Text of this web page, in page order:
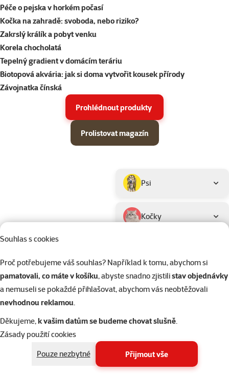
Souhlas s cookies
Proč potřebujeme váš souhlas? Například k tomu, abychom si
pamatovali, co máte v košíku, abyste snadno zjistilistav objednávky
a nemuseli se pokaždé přihlašovat, abychom vás neobtěžovali
nevhodnou reklamou.
Děkujeme,k vašim datům se budeme chovat slušně.
Zásady použití cookies
Pouze nezbytné
Přijmout vše
Péče o pejska v horkém počasí
Kočka na zahradě: svoboda, nebo riziko?
Zakrslý králík a pobyt venku
Korela chocholatá
Tepelný gradient v domácím teráriu
Biotopová akvária: jak si doma vytvořit kousek přírody
Závojnatka čínská
Prohlédnout produkty
Prolistovat magazín
Podkategorie
Psi
Kočky
Ptáci
Akvaristika
Teraristika
Kategorie